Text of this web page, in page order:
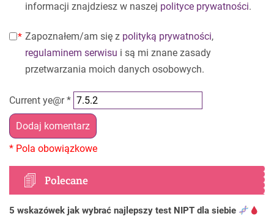
informacji znajdziesz w naszej polityce prywatności.
Zapoznałem/am się z polityką prywatności,
regulaminem serwisu i są mi znane zasady
przetwarzania moich danych osobowych.
Current ye@r*
Polecane
5 wskazówek jak wybrać najlepszy test NIPT dla siebie